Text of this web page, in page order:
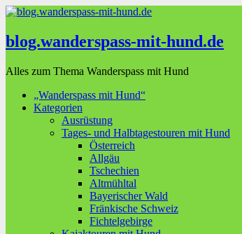
blog.wanderspass-mit-hund.de
Alles zum Thema Wanderspass mit Hund
„Wanderspass mit Hund“
Kategorien
Ausrüstung
Tages- und Halbtagestouren mit Hund
Österreich
Allgäu
Tschechien
Altmühltal
Bayerischer Wald
Fränkische Schweiz
Fichtelgebirge